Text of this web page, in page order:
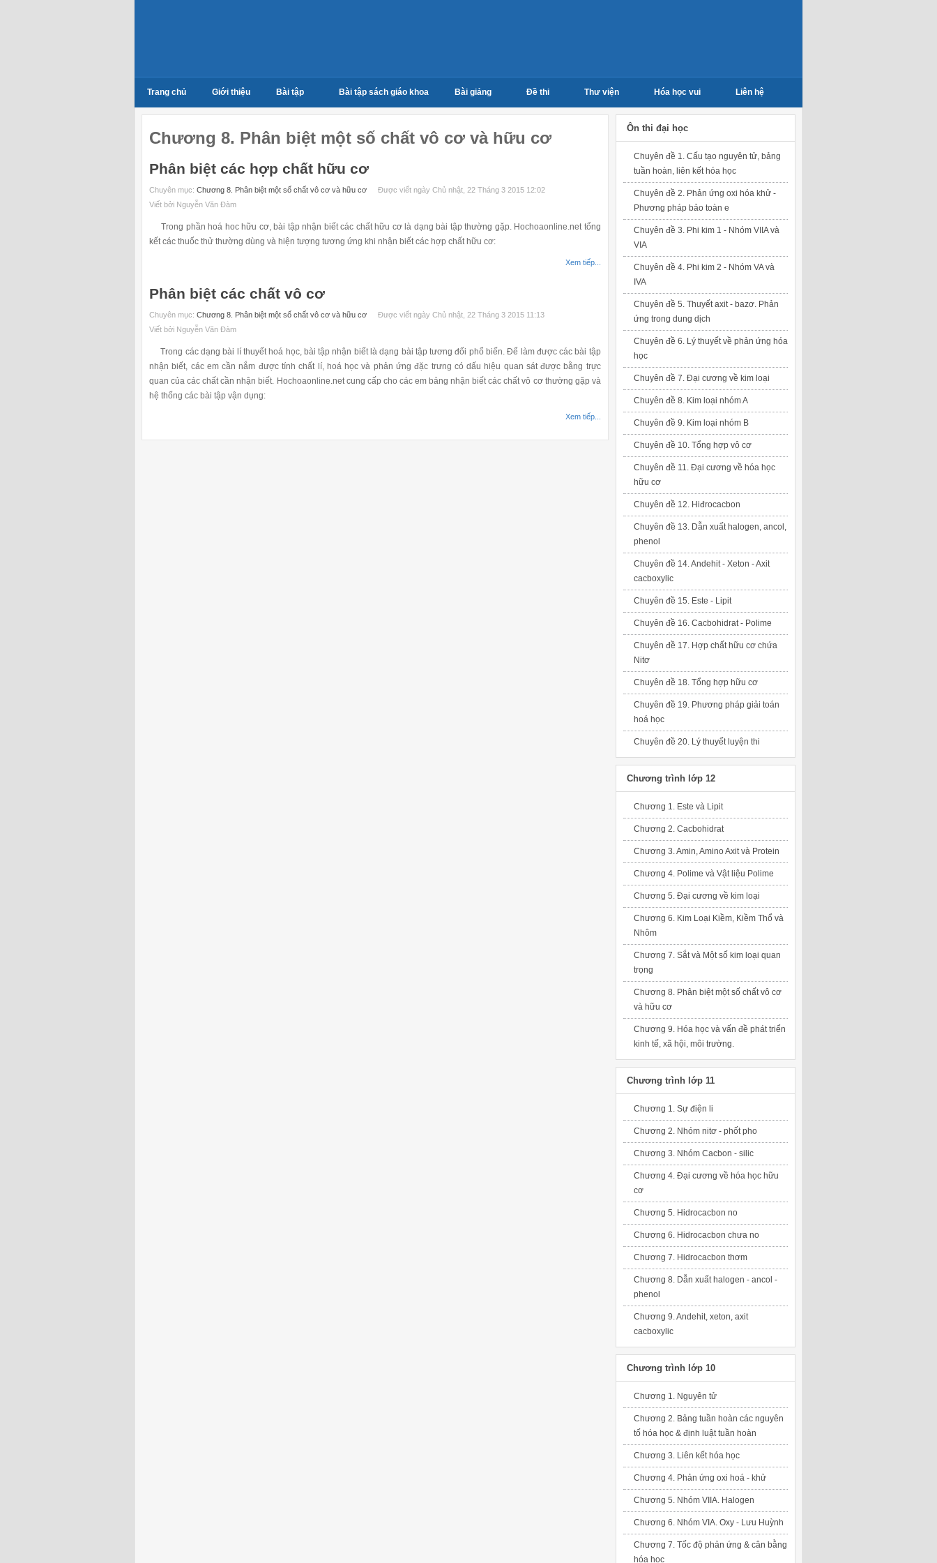
Trang chủ Giới thiệu Bài tập Bài tập sách giáo khoa Bài giảng Đề thi Thư viện Hóa học vui Liên hệ
Chương 8. Phân biệt một số chất vô cơ và hữu cơ
Phân biệt các hợp chất hữu cơ
Chuyên mục: Chương 8. Phân biệt một số chất vô cơ và hữu cơ
Được viết ngày Chủ nhật, 22 Tháng 3 2015 12:02
Viết bởi Nguyễn Văn Đàm
Trong phần hoá hoc hữu cơ, bài tập nhận biết các chất hữu cơ là dạng bài tập thường gặp. Hochoaonline.net tổng
kết các thuốc thử thường dùng và hiện tượng tương ứng khi nhận biết các hợp chất hữu cơ:
Xem tiếp...
Phân biệt các chất vô cơ
Chuyên mục: Chương 8. Phân biệt một số chất vô cơ và hữu cơ
Được viết ngày Chủ nhật, 22 Tháng 3 2015 11:13
Viết bởi Nguyễn Văn Đàm
Trong các dạng bài lí thuyết hoá học, bài tập nhận biết là dạng bài tập tương đối phổ biến. Để làm được các bài tập
nhận biết, các em cần nắm được tính chất lí, hoá học và phản ứng đặc trưng có dấu hiệu quan sát được bằng trực
quan của các chất cần nhận biết. Hochoaonline.net cung cấp cho các em bảng nhận biết các chất vô cơ thường gặp và
hệ thống các bài tập vận dụng:
Xem tiếp...
Ôn thi đại học
Chuyên đề 1. Cấu tạo nguyên tử, bảng
tuần hoàn, liên kết hóa học
Chuyên đề 2. Phản ứng oxi hóa khử -
Phương pháp bảo toàn e
Chuyên đề 3. Phi kim 1 - Nhóm VIIA và
VIA
Chuyên đề 4. Phi kim 2 - Nhóm VA và
IVA
Chuyên đề 5. Thuyết axit - bazơ. Phản
ứng trong dung dịch
Chuyên đề 6. Lý thuyết về phản ứng hóa
học
Chuyên đề 7. Đại cương về kim loại
Chuyên đề 8. Kim loại nhóm A
Chuyên đề 9. Kim loại nhóm B
Chuyên đề 10. Tổng hợp vô cơ
Chuyên đề 11. Đại cương về hóa học
hữu cơ
Chuyên đề 12. Hiđrocacbon
Chuyên đề 13. Dẫn xuất halogen, ancol,
phenol
Chuyên đề 14. Andehit - Xeton - Axit
cacboxylic
Chuyên đề 15. Este - Lipit
Chuyên đề 16. Cacbohidrat - Polime
Chuyên đề 17. Hợp chất hữu cơ chứa
Nitơ
Chuyên đề 18. Tổng hợp hữu cơ
Chuyên đề 19. Phương pháp giải toán
hoá học
Chuyên đề 20. Lý thuyết luyện thi
Chương trình lớp 12
Chương 1. Este và Lipit
Chương 2. Cacbohidrat
Chương 3. Amin, Amino Axit và Protein
Chương 4. Polime và Vật liệu Polime
Chương 5. Đại cương về kim loại
Chương 6. Kim Loại Kiềm, Kiềm Thổ và
Nhôm
Chương 7. Sắt và Một số kim loại quan
trọng
Chương 8. Phân biệt một số chất vô cơ
và hữu cơ
Chương 9. Hóa học và vấn đề phát triển
kinh tế, xã hội, môi trường.
Chương trình lớp 11
Chương 1. Sự điện li
Chương 2. Nhóm nitơ - phốt pho
Chương 3. Nhóm Cacbon - silic
Chương 4. Đại cương về hóa học hữu
cơ
Chương 5. Hidrocacbon no
Chương 6. Hidrocacbon chưa no
Chương 7. Hidrocacbon thơm
Chương 8. Dẫn xuất halogen - ancol -
phenol
Chương 9. Andehit, xeton, axit
cacboxylic
Chương trình lớp 10
Chương 1. Nguyên tử
Chương 2. Bảng tuần hoàn các nguyên
tố hóa học & định luật tuần hoàn
Chương 3. Liên kết hóa học
Chương 4. Phản ứng oxi hoá - khử
Chương 5. Nhóm VIIA. Halogen
Chương 6. Nhóm VIA. Oxy - Lưu Huỳnh
Chương 7. Tốc độ phản ứng & cân bằng
hóa học